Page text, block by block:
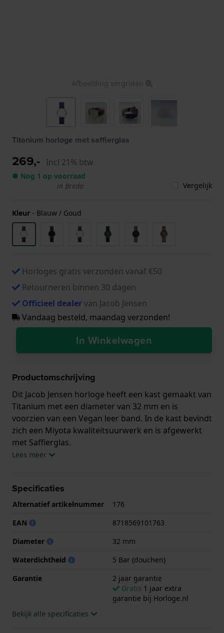
Afbeelding vergroten
Titanium horloge met saffierglas
269,- Incl 21% btw
● Nog 1 op voorraad
in Breda
Vergelijk
Kleur - Blauw / Goud
Horloges gratis verzonden vanaf €50
Retourneren binnen 30 dagen
Officieel dealervan Jacob Jensen
Vandaag besteld, maandag verzonden!
In Winkelwagen
Productomschrijving
Dit Jacob Jensen horloge heeft een kast gemaakt van
Titanium met een diameter van 32 mm en is
voorzien van een Vegan leer band. In de kast bevindt
zich een Miyota kwaliteitsuurwerk en is afgewerkt
met Saffierglas.
horloge geleverd met 2 jaar garantie.
Lees meer
Specificaties
Alternatief artikelnummer
176
EAN
8718569101763
Diameter
32 mm
Waterdichtheid
5 Bar (douchen)
Garantie
2 jaar garantie
Gratis 1 jaar extra
garantie bij Horloge.nl
Bekijk alle specificaties